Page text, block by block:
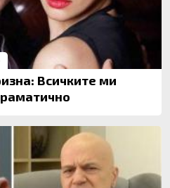
Всичките ми